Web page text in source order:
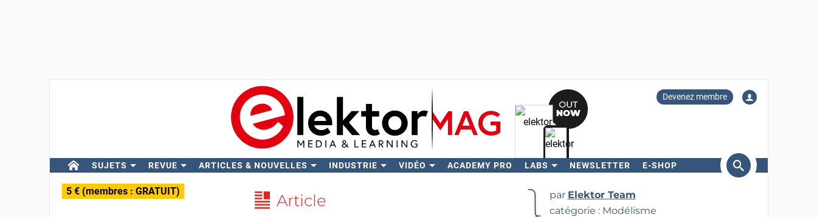
Devenez membre
SUJETS REVUE ARTICLES & NOUVELLES INDUSTRIE VIDÉO ACADEMY PRO LABS NEWSLETTER E-SHOP
Rechercher
5 € (membres : GRATUIT) Article par Elektor Team
catégorie : Modélisme